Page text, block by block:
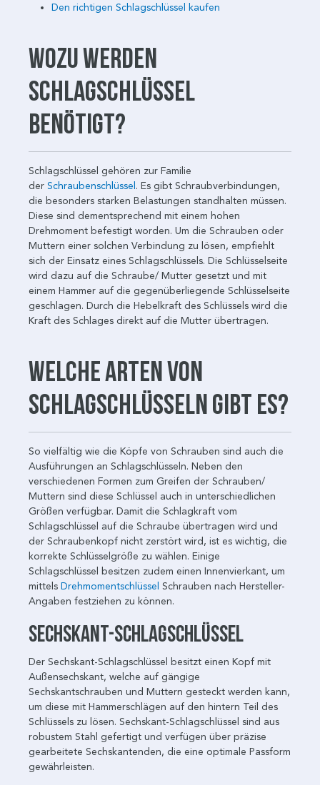
Den richtigen Schlagschlüssel kaufen
Wozu werden
Schlagschlüssel
benötigt?
Schlagschlüssel gehören zur Familie
der Schraubenschlüssel . Es gibt Schraubverbindungen,
die besonders starken Belastungen standhalten müssen.
Diese sind dementsprechend mit einem hohen
Drehmoment befestigt worden. Um die Schrauben oder
Muttern einer solchen Verbindung zu lösen, empfiehlt
sich der Einsatz eines Schlagschlüssels. Die Schlüsselseite
wird dazu auf die Schraube/ Mutter gesetzt und mit
einem Hammer auf die gegenüberliegende Schlüsselseite
geschlagen. Durch die Hebelkraft des Schlüssels wird die
Kraft des Schlages direkt auf die Mutter übertragen.
Welche Arten von
Schlagschlüsseln gibt es?
So vielfältig wie die Köpfe von Schrauben sind auch die
Ausführungen an Schlagschlüsseln. Neben den
verschiedenen Formen zum Greifen der Schrauben/
Muttern sind diese Schlüssel auch in unterschiedlichen
Größen verfügbar. Damit die Schlagkraft vom
Schlagschlüssel auf die Schraube übertragen wird und
der Schraubenkopf nicht zerstört wird, ist es wichtig, die
korrekte Schlüsselgröße zu wählen. Einige
Schlagschlüssel besitzen zudem einen Innenvierkant, um
mittels Drehmomentschlüssel Schrauben nach Hersteller-
Angaben festziehen zu können.
Sechskant-Schlagschlüssel
Der Sechskant-Schlagschlüssel besitzt einen Kopf mit
Außensechskant, welche auf gängige
Sechskantschrauben und Muttern gesteckt werden kann,
um diese mit Hammerschlägen auf den hintern Teil des
Schlüssels zu lösen. Sechskant-Schlagschlüssel sind aus
robustem Stahl gefertigt und verfügen über präzise
gearbeitete Sechskantenden, die eine optimale Passform
gewährleisten.